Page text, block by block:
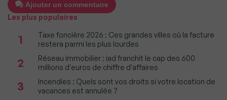
Ajouter un commentaire
Les plus populaires
1
Taxe foncière 2026 : Ces grandes villes où la facture
restera parmi les plus lourdes
2
Réseau immobilier : iad franchit le cap des 600
millions d'euros de chiffre d'affaires
3
Incendies : Quels sont vos droits si votre location de
vacances est annulée ?